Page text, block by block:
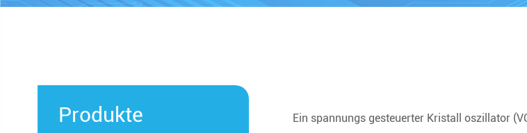
Produkte
Ein spannungs gesteuerter Kristall oszillator